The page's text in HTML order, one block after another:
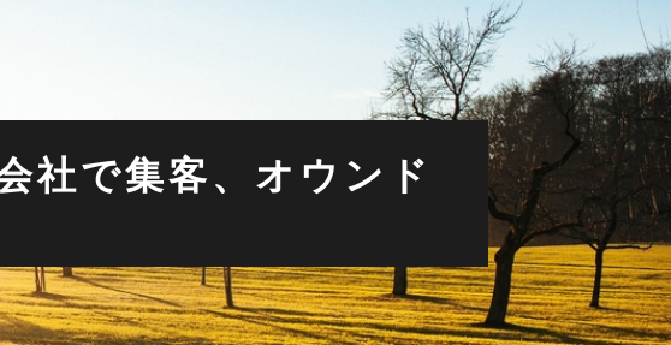
社で集客、オウンド